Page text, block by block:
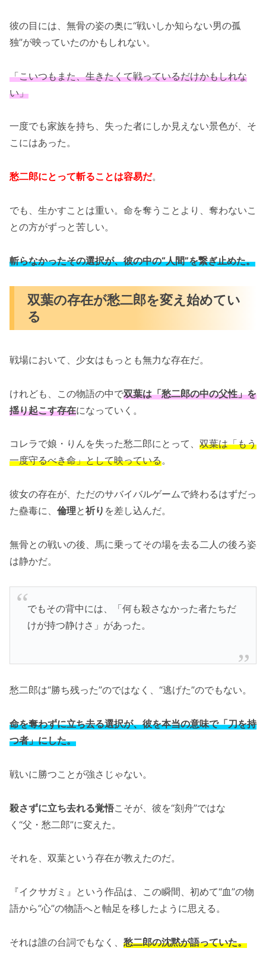
彼の目には、無骨の姿の奥に“戦いしか知らない男の孤
独”が映っていたのかもしれない。
「こいつもまた、生きたくて戦っているだけかもしれな
い」
一度でも家族を持ち、失った者にしか見えない景色が、そ
こにはあった。
愁二郎にとって斬ることは容易だ。
でも、生かすことは重い。命を奪うことより、奪わないこ
との方がずっと苦しい。
斬らなかったその選択が、彼の中の“人間”を繋ぎ止めた。
双葉の存在が愁二郎を変え始めてい
る
戦場において、少女はもっとも無力な存在だ。
けれども、この物語の中で双葉は「愁二郎の中の父性」を
揺り起こす存在になっていく。
コレラで娘・りんを失った愁二郎にとって、 双葉は「もう
一度守るべき命」として映っている。
彼女の存在が、ただのサバイバルゲームで終わるはずだっ
た蠱毒に、 倫理と祈り を差し込んだ。
無骨との戦いの後、馬に乗ってその場を去る二人の後ろ姿
は静かだ。
でもその背中には、「何も殺さなかった者たちだ
けが持つ静けさ」があった。
愁二郎は“勝ち残った”のではなく、“逃げた”のでもない。
命を奪わずに立ち去る選択が、彼を本当の意味で「刀を持
つ者」にした。
戦いに勝つことが強さじゃない。
殺さずに立ち去れる覚悟こそが、彼を“刻舟”ではな
く“父・愁二郎”に変えた。
それを、双葉という存在が教えたのだ。
『イクサガミ』という作品は、この瞬間、初めて“血”の物
語から“心”の物語へと軸足を移したように思える。
それは誰の台詞でもなく、 愁二郎の沈黙が語っていた。